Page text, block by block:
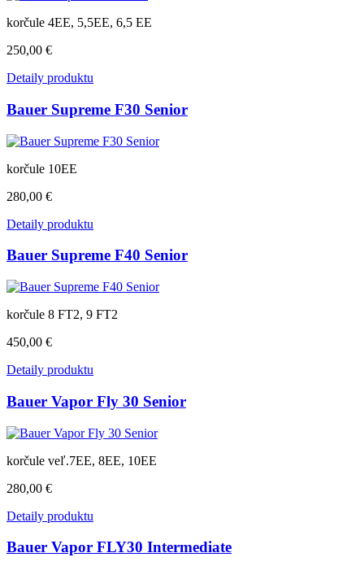
korčule 4EE, 5,5EE, 6,5 EE
250,00 €
Detaily produktu
Bauer Supreme F30 Senior
korčule 10EE
280,00 €
Detaily produktu
Bauer Supreme F40 Senior
korčule 8 FT2, 9 FT2
450,00 €
Detaily produktu
Bauer Vapor Fly 30 Senior
korčule veľ.7EE, 8EE, 10EE
280,00 €
Detaily produktu
Bauer Vapor FLY30 Intermediate